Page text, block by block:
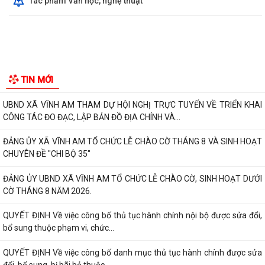
TIN MỚI
THƯ CẢM ƠN Về việc ủng hộ Quỹ "Đền ơn đáp nghĩa" năm 2026
Thường trực Đảng ủy nhằm xem xét,...
ĐẢNG ỦY XÃ VĨNH AM TỔ CHỨC HỘI NGHỊ GIAO BAN THƯỜNG TRỰC
ĐẢNG ỦY!
XÃ VĨNH AM ĐẨY MẠNH TUYÊN TRUYỀN THỰC HIỆN NGHỊ QUYẾT SỐ
57-NQ/TW VÀ KẾ HOẠCH HÀNH ĐỘNG 100 NGÀY VỀ...
UBND XÃ VĨNH AM THAM DỰ HỘI NGHỊ TRỰC TUYẾN VỀ TRIỂN KHAI
CÔNG TÁC ĐO ĐẠC, LẬP BẢN ĐỒ ĐỊA CHÍNH VÀ...
ĐẢNG ỦY XÃ VĨNH AM TỔ CHỨC LỄ CHÀO CỜ THÁNG 8 VÀ SINH HOẠT
CHUYÊN ĐỀ "CHI BỘ 35"
ĐẢNG ỦY UBND XÃ VĨNH AM TỔ CHỨC LỄ CHÀO CỜ, SINH HOẠT DƯỚI